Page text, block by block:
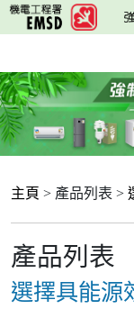
跳
至
要
內
容
主頁 > 產品列表 >
產品列表
選擇具能源